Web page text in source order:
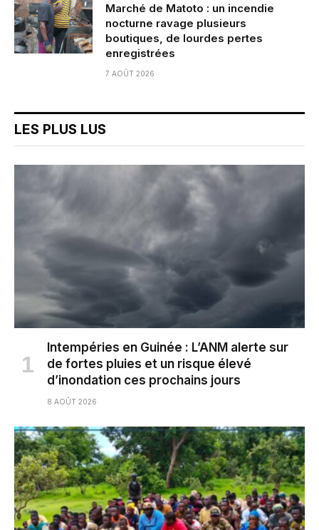
Marché de Matoto : un incendie
nocturne ravage plusieurs
boutiques, de lourdes pertes
enregistrées
7 AOÛT 2026
LES PLUS LUS
Intempéries en Guinée : L’ANM alerte sur
de fortes pluies et un risque élevé
d’inondation ces prochains jours
8 AOÛT 2026